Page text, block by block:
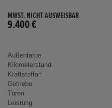
MWST. NICHT AUSWEISBAR
9.400 €
Außenfarbe
Kilometerstand
Kraftstoffart
Getriebe
Türen
Leistung